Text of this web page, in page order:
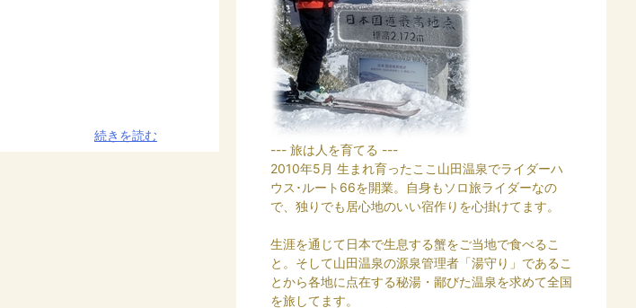
続きを読む
--- 旅は人を育てる ---
2010年5月 生まれ育ったここ山田温泉でライダーハ
ウス･ルート66を開業。自身もソロ旅ライダーなの
で、独りでも居心地のいい宿作りを心掛けてます。
生涯を通じて日本で生息する蟹をご当地で食べるこ
と。そして山田温泉の源泉管理者「湯守り」であるこ
とから各地に点在する秘湯・鄙びた温泉を求めて全国
を旅してます。